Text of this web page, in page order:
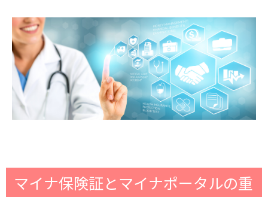
マイナ保険証とマイナポータルの重